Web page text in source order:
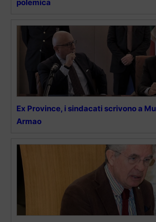
polemica
Ex Province, i sindacati scrivono a
Armao